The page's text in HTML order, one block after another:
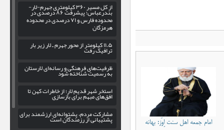
امام جمعه اهل سنت اِوَز: بهانه
از کل مسیر ۳۶۰ کیلومتری جهرم-لار-
بندرعباس؛ پیشرفت ۸۶ درصدی در
محدوده فارس و ۷۱ درصدی در محدوده هرمزگان
۱۱.۵ کیلومتر از محور جهرم ـ لار زیر بار
ترافیک رفت
ظرفیت‌های فرهنگی و رسانه‌ای لارستان
به رسمیت شناخته شود
استخر شهر قدیم لار؛ از خاطرات کهن تا
افق‌های مبهم برای بازسازی
مشارکت مردم، پشتوانه‌ای ارزشمند برای
پشتیبانی از رزمندگان است